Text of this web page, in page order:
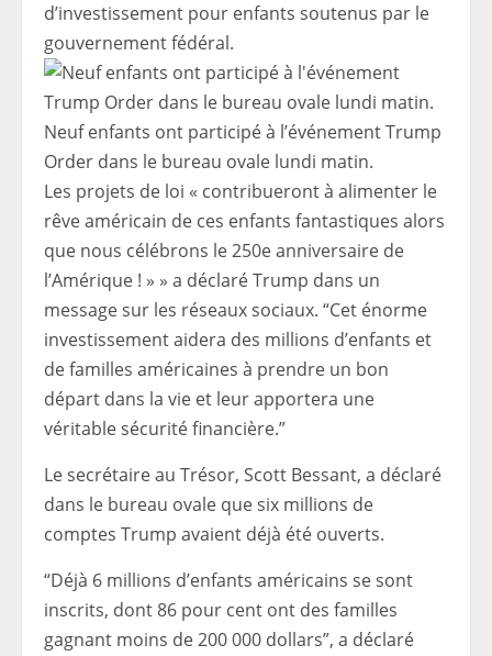
d’investissement pour enfants soutenus par le
gouvernement fédéral.
Neuf enfants ont participé à l’événement Trump
Order dans le bureau ovale lundi matin.
Les projets de loi « contribueront à alimenter le
rêve américain de ces enfants fantastiques alors
que nous célébrons le 250e anniversaire de
l’Amérique ! » » a déclaré Trump dans un
message sur les réseaux sociaux. “Cet énorme
investissement aidera des millions d’enfants et
de familles américaines à prendre un bon
départ dans la vie et leur apportera une
véritable sécurité financière.”
Le secrétaire au Trésor, Scott Bessant, a déclaré
dans le bureau ovale que six millions de
comptes Trump avaient déjà été ouverts.
“Déjà 6 millions d’enfants américains se sont
inscrits, dont 86 pour cent ont des familles
gagnant moins de 200 000 dollars”, a déclaré